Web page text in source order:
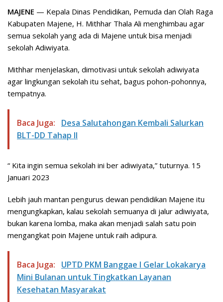
MAJENE — Kepala Dinas Pendidikan, Pemuda dan Olah Raga
Kabupaten Majene, H. Mithhar Thala Ali menghimbau agar
semua sekolah yang ada di Majene untuk bisa menjadi
sekolah Adiwiyata.
Mithhar menjelaskan, dimotivasi untuk sekolah adiwiyata
agar lingkungan sekolah itu sehat, bagus pohon-pohonnya,
tempatnya.
Baca Juga:
Desa Salutahongan Kembali Salurkan
BLT-DD Tahap II
“ Kita ingin semua sekolah ini ber adiwiyata,” tuturnya. 15
Januari 2023
Lebih jauh mantan pengurus dewan pendidikan Majene itu
mengungkapkan, kalau sekolah semuanya di jalur adiwiyata,
bukan karena lomba, maka akan menjadi salah satu poin
mengangkat poin Majene untuk raih adipura.
Baca Juga:
UPTD PKM Banggae I Gelar Lokakarya
Mini Bulanan untuk Tingkatkan Layanan
Kesehatan Masyarakat